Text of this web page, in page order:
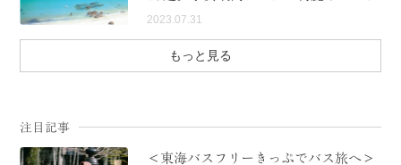
2023.07.31
もっと見る
注目記事
＜東海バスフリーきっぷでバス旅へ＞